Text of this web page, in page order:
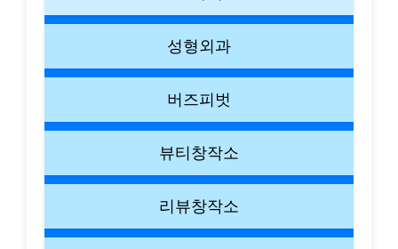
성형외과
버즈피벗
뷰티창작소
리뷰창작소